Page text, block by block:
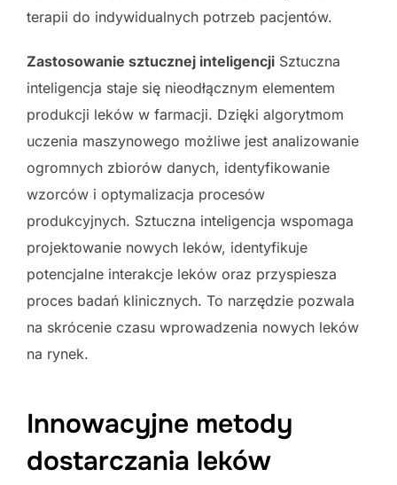
terapii do indywidualnych potrzeb pacjentów.
Zastosowanie sztucznej inteligencji Sztuczna
inteligencja staje się nieodłącznym elementem
produkcji leków w farmacji. Dzięki algorytmom
uczenia maszynowego możliwe jest analizowanie
ogromnych zbiorów danych, identyfikowanie
wzorców i optymalizacja procesów
produkcyjnych. Sztuczna inteligencja wspomaga
projektowanie nowych leków, identyfikuje
potencjalne interakcje leków oraz przyspiesza
proces badań klinicznych. To narzędzie pozwala
na skrócenie czasu wprowadzenia nowych leków
na rynek.
Innowacyjne metody
dostarczania leków